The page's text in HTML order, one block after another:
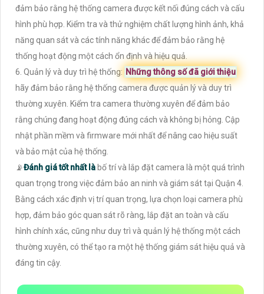
đảm bảo rằng hệ thống camera được kết nối đúng cách và cấu
hình phù hợp. Kiểm tra và thử nghiệm chất lượng hình ảnh, khả
năng quan sát và các tính năng khác để đảm bảo rằng hệ
thống hoạt động một cách ổn định và hiệu quả.
6. Quản lý và duy trì hệ thống: Những thông số đã giới thiệu
hãy đảm bảo rằng hệ thống camera được quản lý và duy trì
thường xuyên. Kiểm tra camera thường xuyên để đảm bảo
rằng chúng đang hoạt động đúng cách và không bị hỏng. Cập
nhật phần mềm và firmware mới nhất để nâng cao hiệu suất
và bảo mật của hệ thống.
📡Đánh giá tốt nhất là bố trí và lắp đặt camera là một quá trình
quan trọng trong việc đảm bảo an ninh và giám sát tại Quận 4.
Bằng cách xác định vị trí quan trọng, lựa chọn loại camera phù
hợp, đảm bảo góc quan sát rõ ràng, lắp đặt an toàn và cấu
hình chính xác, cũng như duy trì và quản lý hệ thống một cách
thường xuyên, có thể tạo ra một hệ thống giám sát hiệu quả và
đáng tin cậy.